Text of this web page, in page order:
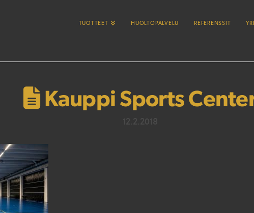
TUOTTEET HUOLTOPALVELU REFERENSSIT
Kauppi Sports